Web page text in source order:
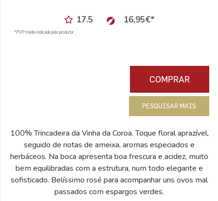
17.5 16,95€*
*PVP médio indicado pelo produtor
COMPRAR
PESQUISAR MAIS
100% Trincadeira da Vinha da Coroa. Toque floral aprazível,
seguido de notas de ameixa, aromas especiados e
herbáceos. Na boca apresenta boa frescura e acidez, muito
bem equilibradas com a estrutura, num todo elegante e
sofisticado. Belíssimo rosé para acompanhar uns ovos mal
passados com espargos verdes.